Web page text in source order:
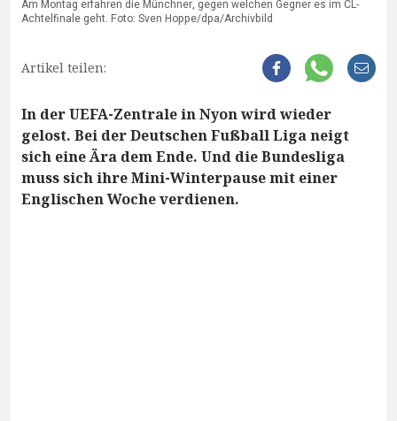
Am Montag erfahren die Münchner, gegen welchen Gegner es im CL-
Achtelfinale geht. Foto: Sven Hoppe/dpa/Archivbild
Artikel teilen:
In der UEFA-Zentrale in Nyon wird wieder
gelost. Bei der Deutschen Fußball Liga neigt
sich eine Ära dem Ende. Und die Bundesliga
muss sich ihre Mini-Winterpause mit einer
Englischen Woche verdienen.